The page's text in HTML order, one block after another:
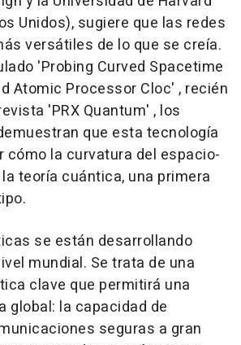
Unidos), sugiere que las redes
versátiles de lo que se creía.
'Probing Curved Spacetime
Atomic Processor Cloc' , recién
'PRX Quantum' , los
que esta tecnología
cómo la curvatura del espacio-
teoría cuántica, una primera
se están desarrollando
mundial. Se trata de una
clave que permitirá una
global: la capacidad de
seguras a gran